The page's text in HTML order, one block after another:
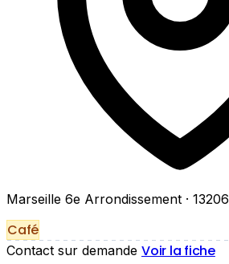
Marseille 6e Arrondissement · 13206
Café
Contact sur demande Voir la fiche